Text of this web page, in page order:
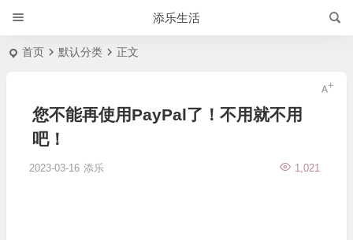
添乐生活
首页 默认分类 正文
您不能再使用PayPal了！不用就不用
吧！
2023-03-16 添乐 1,021